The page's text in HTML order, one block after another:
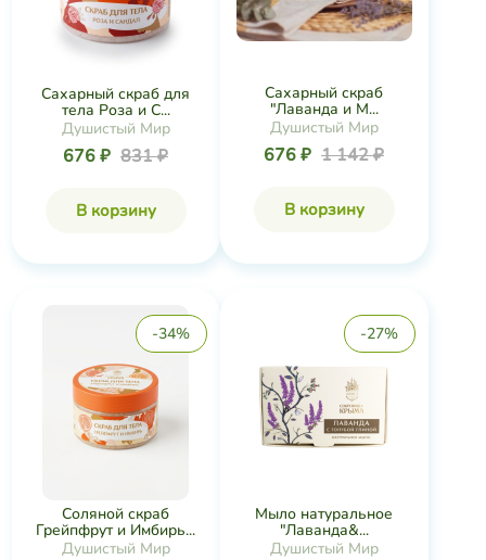
Сахарный скраб для
тела Роза и С...
Душистый Мир
676 ₽ 831 ₽
В корзину
Сахарный скраб
"Лаванда и М...
Душистый Мир
676 ₽ 1 142 ₽
В корзину
-34%
Соляной скраб
Грейпфрут и Имбирь...
Душистый Мир
-27%
Мыло натуральное
"Лаванда&...
Душистый Мир